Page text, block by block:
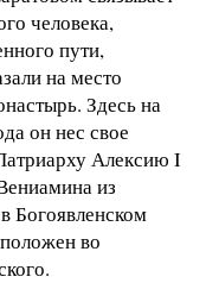
человека,
пути,
на место
Здесь на
он нес свое
Алексию I
из
Богоявленском
во